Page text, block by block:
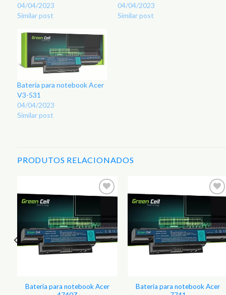
04/04/2023
Similar post
04/04/2023
Similar post
Bateria para notebook Acer
V3-531
04/04/2023
Similar post
PRODUTOS RELACIONADOS
Favoritos
Bateria para notebook Acer
Favoritos
Bateria para notebook Acer